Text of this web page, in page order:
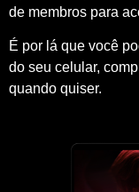
de membros para
É por lá que você
do seu celular,
quando quiser.